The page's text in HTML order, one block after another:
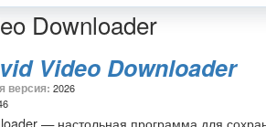
Downloader
Video Downloader
версия: 2026
— настольная программа для